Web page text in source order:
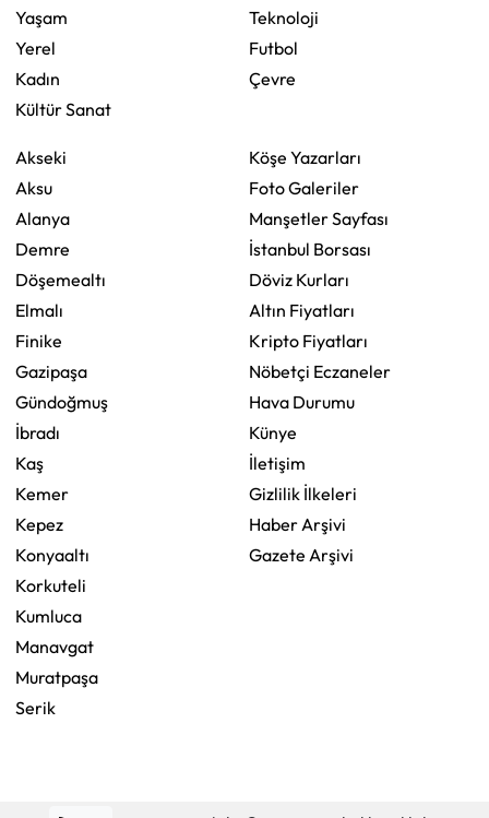
Yaşam
Yerel
Kadın
Kültür Sanat
Teknoloji
Futbol
Çevre
Akseki
Aksu
Alanya
Demre
Döşemealtı
Elmalı
Finike
Gazipaşa
Gündoğmuş
İbradı
Kaş
Kemer
Kepez
Konyaaltı
Korkuteli
Kumluca
Manavgat
Muratpaşa
Serik
Köşe Yazarları
Foto Galeriler
Manşetler Sayfası
İstanbul Borsası
Döviz Kurları
Altın Fiyatları
Kripto Fiyatları
Nöbetçi Eczaneler
Hava Durumu
Künye
İletişim
Gizlilik İlkeleri
Haber Arşivi
Gazete Arşivi